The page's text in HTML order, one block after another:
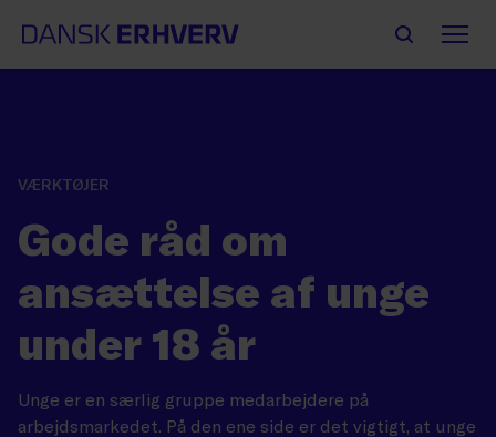
VÆRKTØJER
Gode råd om
ansættelse af unge
under 18 år
Unge er en særlig gruppe medarbejdere på
arbejdsmarkedet. På den ene side er det vigtigt, at unge